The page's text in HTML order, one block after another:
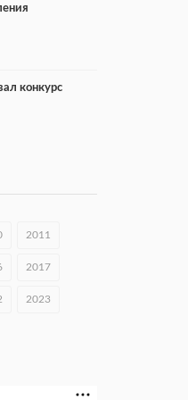
конкурс
Кулем и
«Семья
2011
2017
2023